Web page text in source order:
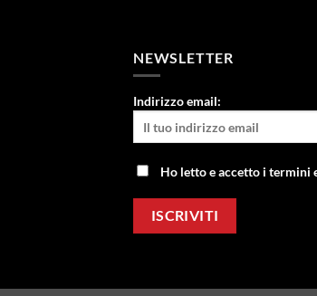
NEWSLETTER
Indirizzo email:
Ho letto e accetto i termini